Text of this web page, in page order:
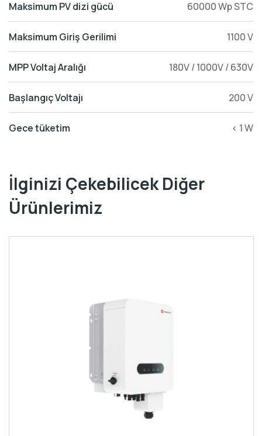
Maksimum PV dizi gücü 60000 Wp STC
Maksimum Giriş Gerilimi 1100 V
MPP Voltaj Aralığı 180V / 1000V / 630V
Başlangıç Voltajı 200 V
Gece tüketim < 1 W
İlginizi Çekebilicek Diğer
Ürünlerimiz